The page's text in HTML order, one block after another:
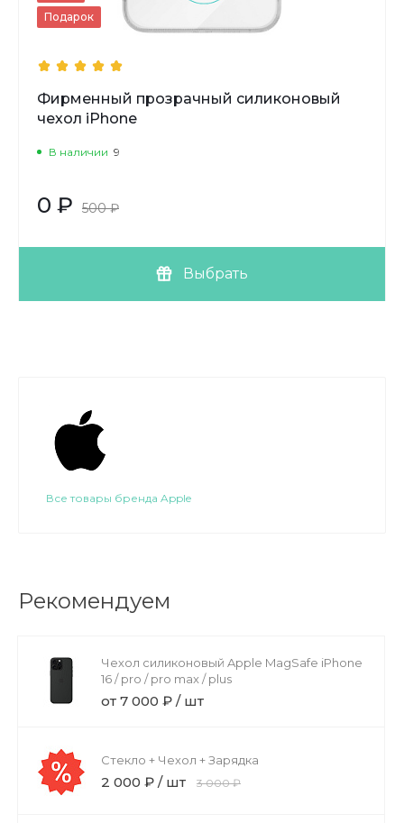
Подарок
Фирменный прозрачный силиконовый
чехол iPhone
В наличии 9
0 ₽ 500 ₽
Выбрать
Все товары бренда Apple
Рекомендуем
Чехол силиконовый Apple MagSafe iPhone
16 / pro / pro max / plus
от 7 000 ₽ / шт
Стекло + Чехол + Зарядка
2 000 ₽ / шт 3 000 ₽